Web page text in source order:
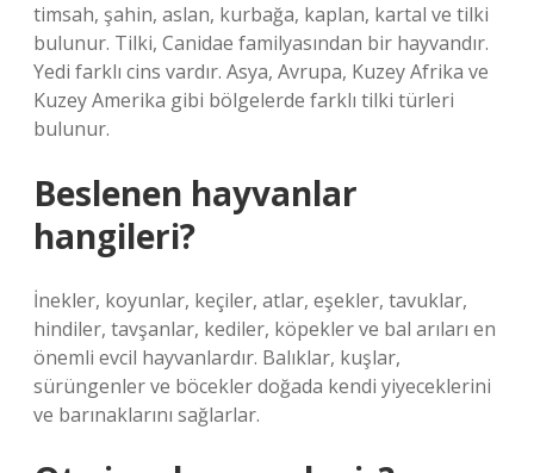
timsah, şahin, aslan, kurbağa, kaplan, kartal ve tilki
bulunur. Tilki, Canidae familyasından bir hayvandır.
Yedi farklı cins vardır. Asya, Avrupa, Kuzey Afrika ve
Kuzey Amerika gibi bölgelerde farklı tilki türleri
bulunur.
Beslenen hayvanlar
hangileri?
İnekler, koyunlar, keçiler, atlar, eşekler, tavuklar,
hindiler, tavşanlar, kediler, köpekler ve bal arıları en
önemli evcil hayvanlardır. Balıklar, kuşlar,
sürüngenler ve böcekler doğada kendi yiyeceklerini
ve barınaklarını sağlarlar.